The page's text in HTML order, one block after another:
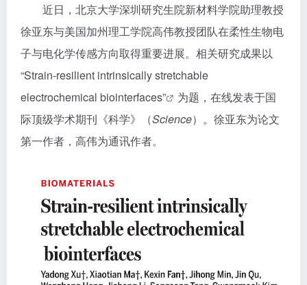
近日，北京大学深圳研究生院新材料学院助理教授
徐亚东与美国加州理工学院高伟教授团队在柔性生物电
子与电化学传感方向取得重要进展。相关研究成果以
“Strain-resilient intrinsically stretchable
electrochemical biointerfaces”
为题，在线发表于国
际顶级学术期刊《科学》（Science）。徐亚东为论文
第一作者，高伟为通讯作者。